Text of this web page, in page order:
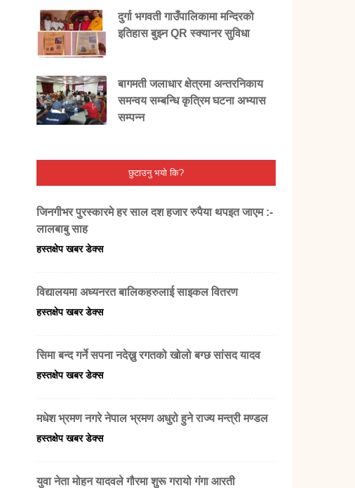
दुर्गा भगवती गाउँपालिकामा मन्दिरको
इतिहास बुझ्न QR स्क्यानर सुविधा
बागमती जलाधार क्षेत्रमा अन्तरनिकाय
समन्वय सम्बन्धि कृत्रिम घटना अभ्यास
सम्पन्न
छुटाउनु भयो कि?
जिनगीभर पुरस्कारमे हर साल दश हजार रुपैया थपइत जाएम :-
लालबाबु साह
हस्तक्षेप खबर डेक्स
विद्यालयमा अध्यनरत बालिकहरुलाई साइकल वितरण
हस्तक्षेप खबर डेक्स
सिमा बन्द गर्ने सपना नदेख्नु रगतको खोलो बग्छ सांसद यादव
हस्तक्षेप खबर डेक्स
मधेश भ्रमण नगरे नेपाल भ्रमण अधुरो हुने राज्य मन्त्री मण्डल
हस्तक्षेप खबर डेक्स
युवा नेता मोहन यादवले गौरमा शुरू गरायो गंगा आरती